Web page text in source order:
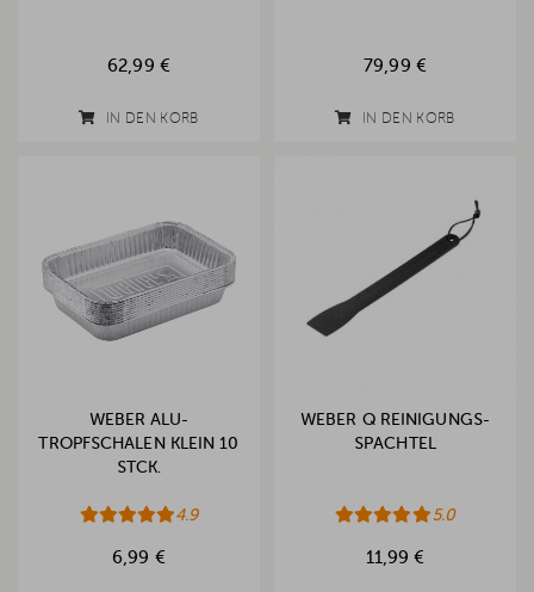
62,99 €
IN DEN KORB
79,99 €
IN DEN KORB
WEBER ALU-
TROPFSCHALEN KLEIN 10
STCK.
4.9
6,99 €
WEBER Q REINIGUNGS-
SPACHTEL
5.0
11,99 €